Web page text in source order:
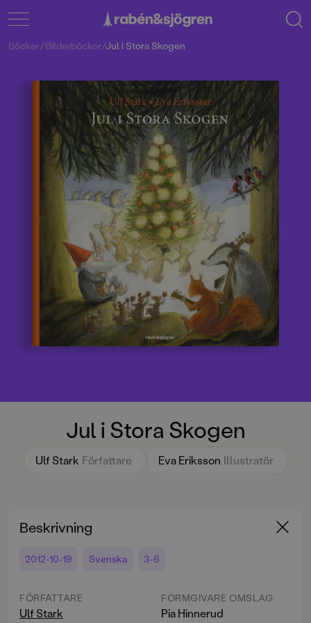
Jul i Stora Skogen
Ulf Stark Författare Eva Eriksson Illustratör
Böcker/Bilderböcker/Jul i Stora Skogen
Beskrivning
2012-10-19 Svenska 3-6
FÖRFATTARE
Ulf Stark
FORMGIVARE OMSLAG
Pia Hinnerud